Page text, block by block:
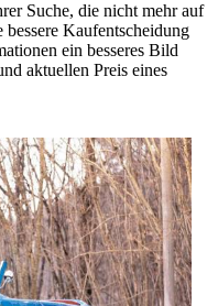
Suche, die nicht mehr auf
Kaufentscheidung
ein besseres Bild
aktuellen Preis eines